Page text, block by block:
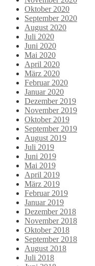
Oktober 2020
September 2020
August 2020
Juli 2020
Juni 2020
Mai 2020
April 2020
März 2020
Februar 2020
Januar 2020
Dezember 2019
November 2019
Oktober 2019
September 2019
August 2019
Juli 2019
Juni 2019
Mai 2019
April 2019
März 2019
Februar 2019
Januar 2019
Dezember 2018
November 2018
Oktober 2018
September 2018
August 2018
Juli 2018